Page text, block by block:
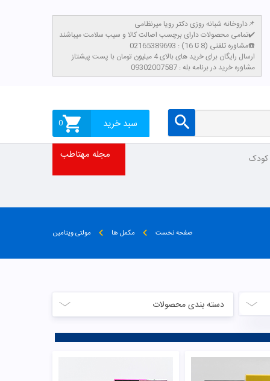
داروخانه شبانه روزی دکتر رویا میرنظامی📌
تمامی محصولات دارای برچسب اصالت کالا و سیب سلامت میباشند✔️
مشاوره تلفنی (8 تا 16) : 02165389693☎️
​ارسال رایگان برای خرید های بالای 4 میلیون تومان با پست پیشتاز
مشاوره خرید در برنامه بله : 09302007587
سبد خرید 0
کودک مجله مهتاطب
صفحه نخست مکمل ها مولتی ویتامین
دسته بندی محصولات